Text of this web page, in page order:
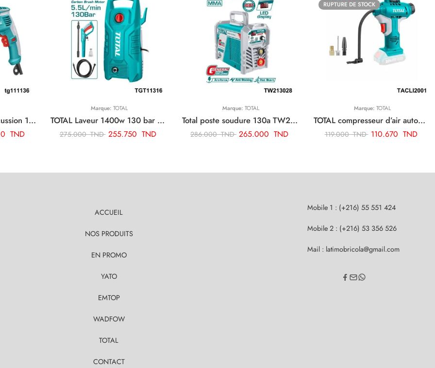
TOTAL perceuse a percussion 13mm-1010w TG111136
TND
Marque: TOTAL
TOTAL Laveur 1400w 130 bar TGT11316
275.000TND 255.750 TND
Marque: TOTAL
Total poste soudure 130a TW213028
286.000TND 265.000 TND
RUPTURE DE STOCK
Marque: TOTAL
TOTAL compresseur d’air automatique sans fil TACLI2001
119.000TND 110.670 TND
ACCUEIL
NOS PRODUITS
EN PROMO
YATO
EMTOP
WADFOW
TOTAL
CONTACT
Mobile 1 : (+216) 55 551 424
Mobile 2 : (+216) 53 356 526
Mail : latimobricola@gmail.com